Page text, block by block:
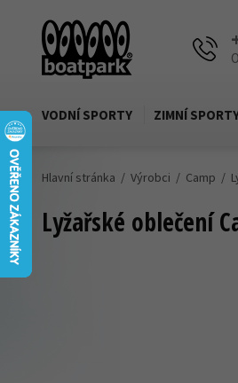
VODNÍ SPORTY ZIMNÍ
Hlavní stránka Výrobci Camp
Lyžařské oblečení